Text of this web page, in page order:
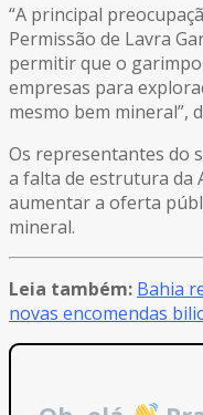
“A principal
Permissão de Lavra
permitir que o garimpo
empresas para
mesmo bem mineral”,
Os representantes do
a falta de estrutura da
aumentar a oferta
mineral.
Leia também: Bahia
novas encomendas